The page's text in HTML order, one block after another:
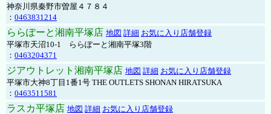
神奈川県秦野市曽屋４７８４
： 0463831214
ららぽーと湘南平塚店 地図 詳細 お気に入り店舗登録
平塚市天沼10-1 ららぽーと湘南平塚3階
： 0463204371
ジアウトレット湘南平塚店 地図 詳細 お気に入り店舗登録
平塚市大神8丁目1番1号 THE OUTLETS SHONAN HIRATSUKA
： 0463511581
ラスカ平塚店 地図 詳細 お気に入り店舗登録